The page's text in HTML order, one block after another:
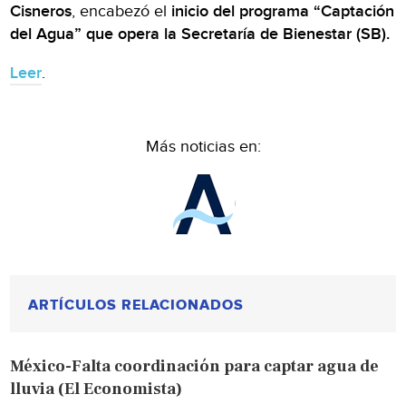
Cisneros, encabezó el inicio del programa “Captación
del Agua” que opera la Secretaría de Bienestar (SB).
Leer.
Más noticias en:
ARTÍCULOS RELACIONADOS
México-Falta coordinación para captar agua de
lluvia (El Economista)